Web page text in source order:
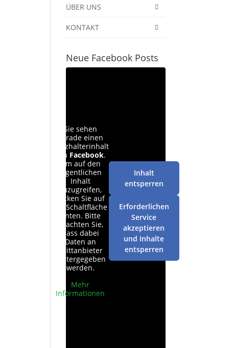
ÜBER UNS
KONTAKT
Neue Facebook Posts
Sie sehen
gerade einen
Platzhalterinhalt
von Facebook.
Um auf den
eigentlichen
Inhalt
zuzugreifen,
klicken Sie auf
die Schaltfläche
unten. Bitte
beachten Sie,
dass dabei
Daten an
Drittanbieter
weitergegeben
werden.
Mehr
Informationen
Inhalt
entsperren
Erforderlichen
Service
akzeptieren
und Inhalte
entsperren